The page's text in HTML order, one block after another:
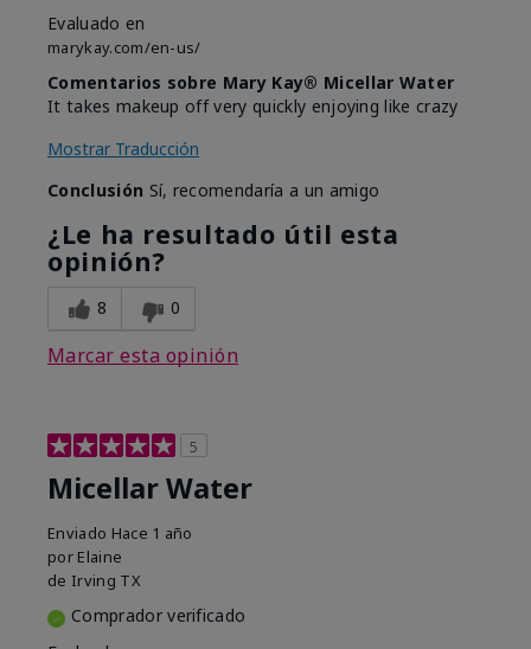
Evaluado en
marykay.com/en-us/
Comentarios sobre Mary Kay® Micellar Water
It takes makeup off very quickly enjoying like crazy
Mostrar Traducción
Conclusión Sí, recomendaría a un amigo
¿Le ha resultado útil esta
opinión?
8 0
Marcar esta opinión
5
Micellar Water
Enviado Hace 1 año
por Elaine
de Irving TX
Comprador verificado